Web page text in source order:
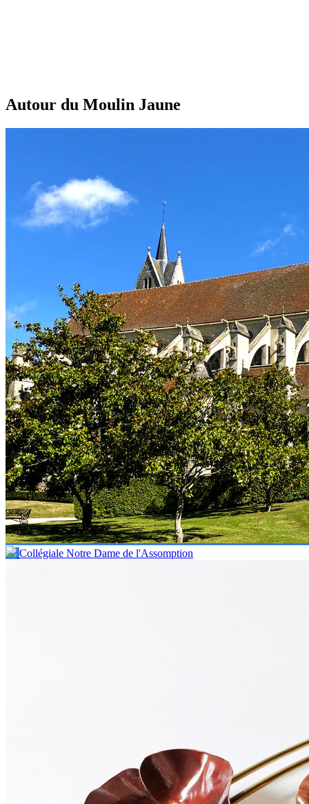
Autour du Moulin Jaune
Collégiale Notre Dame de l'Assomption